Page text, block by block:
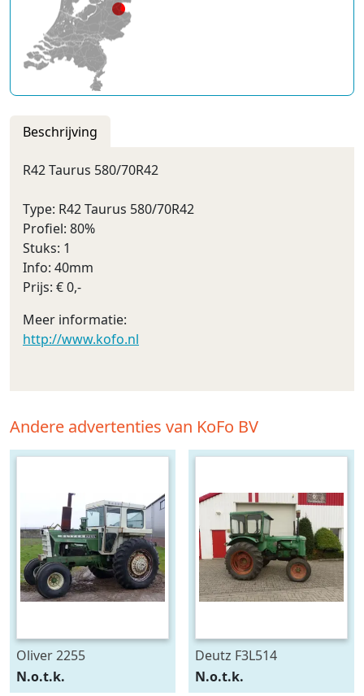
Beschrijving
R42 Taurus 580/70R42
Type: R42 Taurus 580/70R42
Profiel: 80%
Stuks: 1
Info: 40mm
Prijs: € 0,-
Meer informatie:
http://www.kofo.nl
Andere advertenties van KoFo BV
Oliver 2255
N.o.t.k.
Deutz F3L514
N.o.t.k.